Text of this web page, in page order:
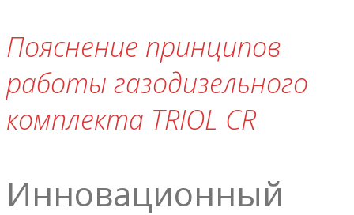
Пояснение принципов
работы газодизельного
комплекта TRIOL СR
Инновационный